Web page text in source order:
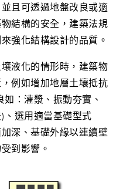
且可透過地盤改良或適
結構的安全，建築法規
強化結構設計的品質。
液化的情形時，建築物
例如增加地層土壤抵抗
：灌漿、振動夯實、
、選用適當基礎型式
加深、基礎外緣以連續壁
到影響。